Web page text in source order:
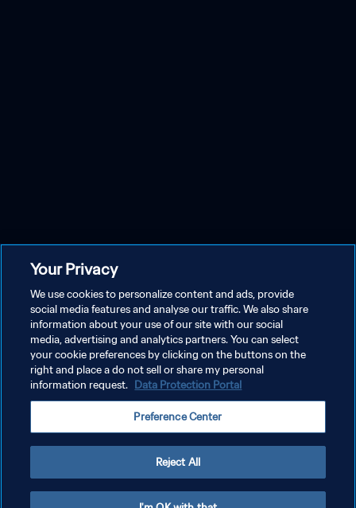
Your Privacy
We use cookies to personalize content and ads, provide
social media features and analyse our traffic. We also share
information about your use of our site with our social
media, advertising and analytics partners. You can select
your cookie preferences by clicking on the buttons on the
right and place a do not sell or share my personal
information request. Data Protection Portal
Preference Center
Reject All